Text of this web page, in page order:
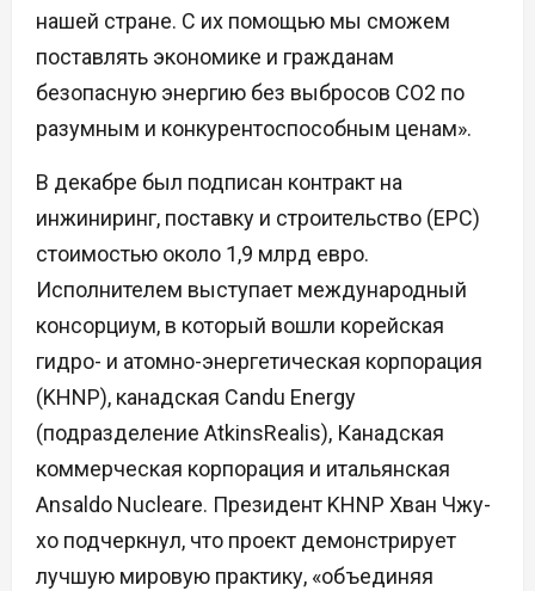
нашей стране. С их помощью мы сможем
поставлять экономике и гражданам
безопасную энергию без выбросов CO2 по
разумным и конкурентоспособным ценам».
В декабре был подписан контракт на
инжиниринг, поставку и строительство (EPC)
стоимостью около 1,9 млрд евро.
Исполнителем выступает международный
консорциум, в который вошли корейская
гидро- и атомно-энергетическая корпорация
(KHNP), канадская Candu Energy
(подразделение AtkinsRealis), Канадская
коммерческая корпорация и итальянская
Ansaldo Nucleare. Президент KHNP Хван Чжу-
хо подчеркнул, что проект демонстрирует
лучшую мировую практику, «объединяя